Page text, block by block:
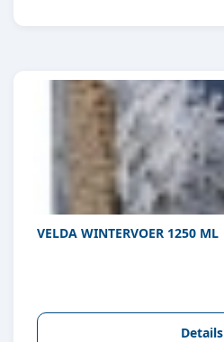
VELDA WINTERVOER 1250 ML
Details